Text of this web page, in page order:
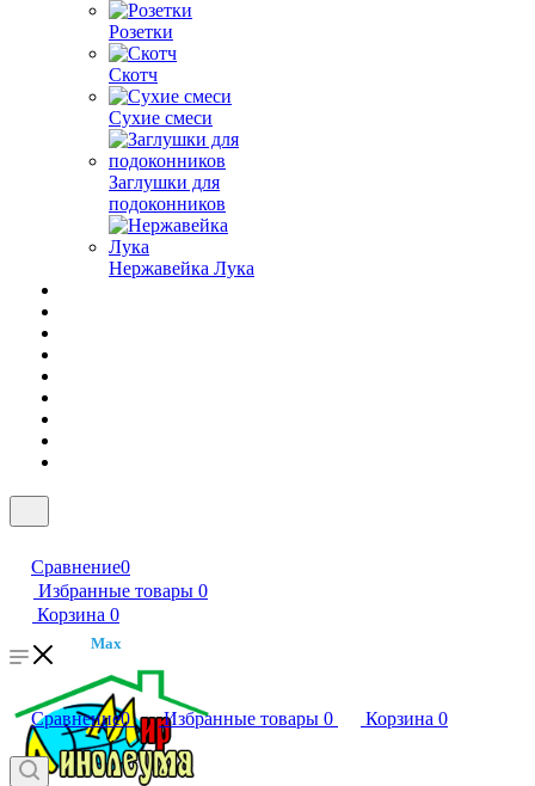
Розетки
Скотч
Сухие смеси
Заглушки для
подоконников
Нержавейка Лука
Сравнение0
Избранные товары 0
Корзина 0
Max
Сравнение0 Избранные товары 0 Корзина 0